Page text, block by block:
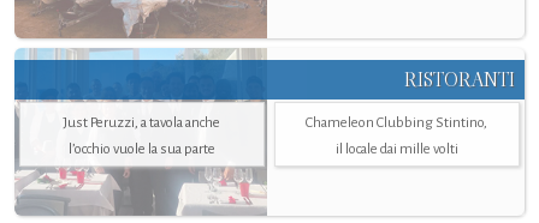
RISTORANTI
Just Peruzzi, a tavola anche
l’occhio vuole la sua parte
Chameleon Clubbing Stintino,
il locale dai mille volti